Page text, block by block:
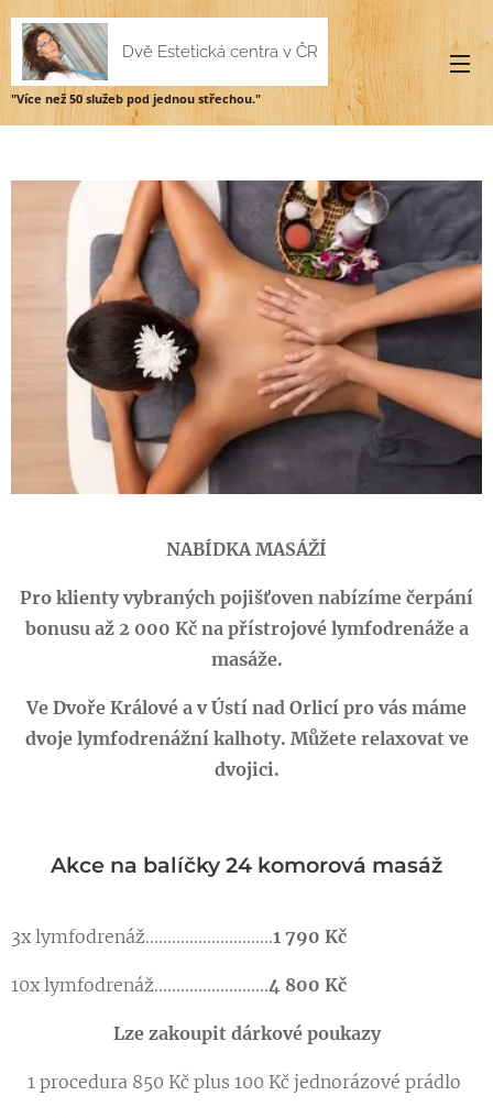
Dvě Estetická centra v ČR
"Více než 50 služeb pod jednou střechou."
NABÍDKA MASÁŽÍ
Pro klienty vybraných pojišťoven nabízíme čerpání
bonusu až 2 000 Kč na přístrojové lymfodrenáže a
masáže.
Ve Dvoře Králové a v Ústí nad Orlicí pro vás máme
dvoje lymfodrenážní kalhoty. Můžete relaxovat ve
dvojici.
Akce na balíčky 24 komorová masáž
3x lymfodrenáž.............................1 790 Kč
10x lymfodrenáž..........................4 800 Kč
Lze zakoupit dárkové poukazy
1 procedura 850 Kč plus 100 Kč jednorázové prádlo